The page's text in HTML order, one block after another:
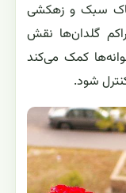
خاک سبک و زهکشی
گلدان‌ها نقش
کمک می‌کند
شود.